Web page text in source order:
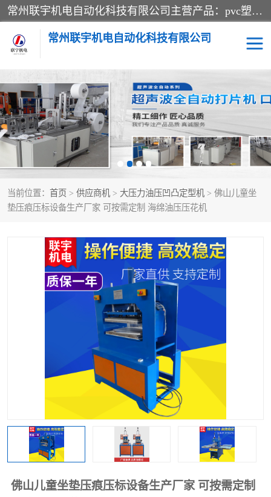
常州联宇机电自动化科技有限公司主营产品：pvc塑料焊机、高频热合机、软膜天花压边机、服装布料凹凸压花机、布料3d压印设备、服装植胶设备、超声波布料花边机、无纺布热合机、全自动压花机。
常州联宇机电自动化科技有限公司
当前位置： 首页 > 供应商机 > 大压力油压凹凸定型机 > 佛山儿童坐
垫压痕压标设备生产厂家 可按需定制 海绵油压压花机
佛山儿童坐垫压痕压标设备生产厂家 可按需定制
压花定型机以及压花模具 超声波热合机
高频热合机 超声波花边机
超声波复合压花机 凹凸压花机压标机
3040凹凸压花机 双头服装凹凸压花机
高频压花压标机 自动超声波打片成型机
泡壳包装封口机 海绵产品成型机